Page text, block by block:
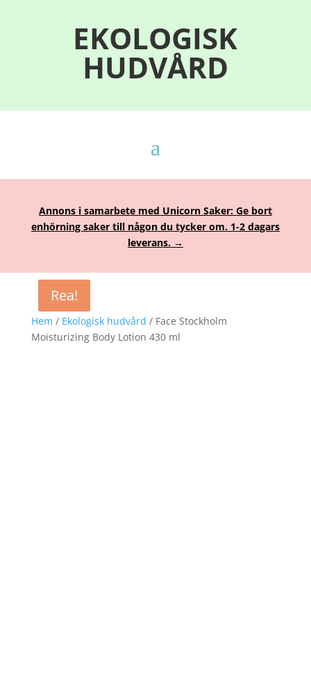
EKOLOGISK
HUDVÅRD
Annons i samarbete med Unicorn Saker: Ge bort
enhörning saker till någon du tycker om. 1-2 dagars
leverans. →
Hem / Ekologisk hudvård / Face Stockholm
Moisturizing Body Lotion 430 ml
Rea!
Rea!
Rea!